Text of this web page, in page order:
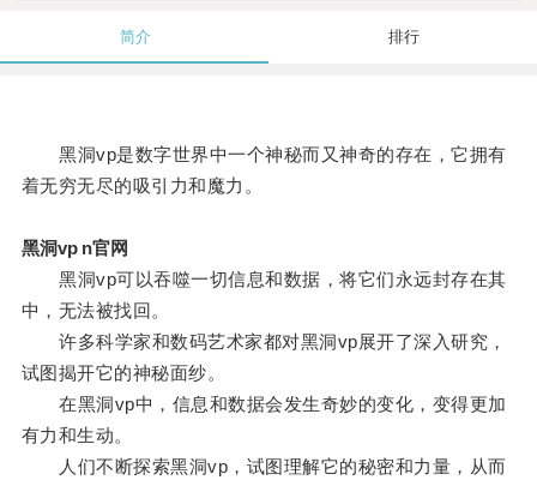
简介 排行
黑洞vp是数字世界中一个神秘而又神奇的存在，它拥有
着无穷无尽的吸引力和魔力。
黑洞vp n官网
黑洞vp可以吞噬一切信息和数据，将它们永远封存在其
中，无法被找回。
许多科学家和数码艺术家都对黑洞vp展开了深入研究，
试图揭开它的神秘面纱。
在黑洞vp中，信息和数据会发生奇妙的变化，变得更加
有力和生动。
人们不断探索黑洞vp，试图理解它的秘密和力量，从而